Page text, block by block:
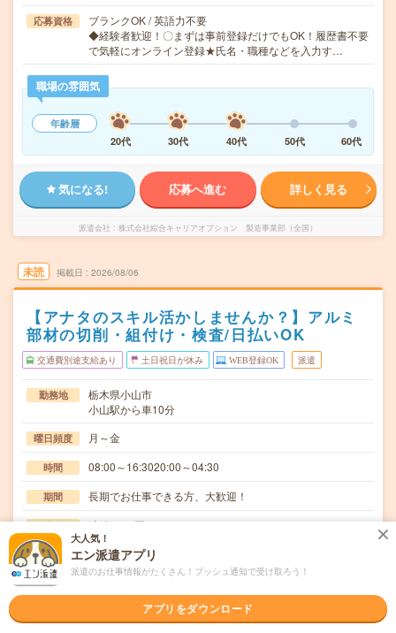
応募資格
ブランクOK / 英語力不要
◆経験者歓迎！〇まずは事前登録だけでもOK！履歴書不要
で気軽にオンライン登録★氏名・職種などを入力す…
職場の雰囲気
年齢層
20代
30代 40代 50代 60代
気になる! 応募へ進む 詳しく見る
派遣会社 株式会社綜合キャリアオプション 製造事業部（全国）
未読 掲載日 2026/08/06
【アナタのスキル活かしませんか？】アルミ
部材の切削・組付け・検査/日払いOK
交通費別途支給あり 土日祝日が休み WEB登録OK 派遣
勤務地
栃木県小山市
小山駅から車10分
曜日頻度 月～金
時間 08:00～16:3020:00～04:30
期間 長期でお仕事できる方、大歓迎！
時給 時給1600円
交通費
交通費規定内支給
仕事内容
(無資格業務)アルミ製品の切削・加工・検査・マシンオペ
レーター業務。アルミ製品に部品を組付け加工する…
大人気！
エン派遣アプリ
派遣のお仕事情報がたくさん！プッシュ通知で受け取ろう！
アプリをダウンロード